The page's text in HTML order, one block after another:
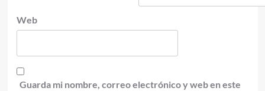
Web
Guarda mi nombre, correo electrónico y web en este